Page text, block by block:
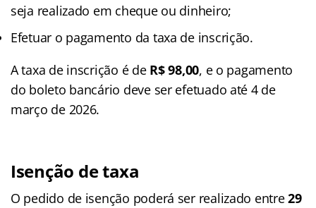
seja realizado em cheque ou dinheiro;
Efetuar o pagamento da taxa de inscrição.
A taxa de inscrição é de R$ 98,00, e o pagamento
do boleto bancário deve ser efetuado até 4 de
março de 2026.
Isenção de taxa
O pedido de isenção poderá ser realizado entre29